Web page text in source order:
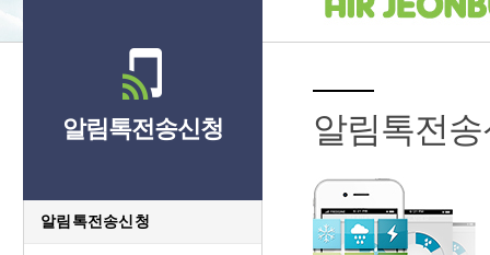
알림톡전송신청
알림톡전송신청
알림톡전